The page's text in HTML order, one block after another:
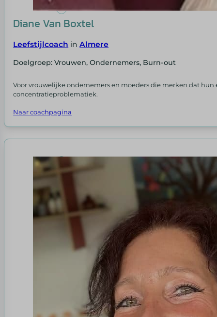
Diane Van Boxtel
Leefstijlcoach inAlmere
Doelgroep: Vrouwen, Ondernemers, Burn-out
Voor vrouwelijke ondernemers en moeders die merken dat
concentratieproblematiek.
Naar coachpagina